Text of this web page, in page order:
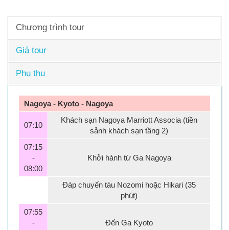
Chương trình tour
Giá tour
Phụ thu
Nagoya - Kyoto - Nagoya
07:10
Khách sạn Nagoya Marriott Associa (tiền
sảnh khách sạn tầng 2)
07:15
-
08:00
Khởi hành từ Ga Nagoya
Đáp chuyến tàu Nozomi hoặc Hikari (35
phút)
07:55
-
Đến Ga Kyoto